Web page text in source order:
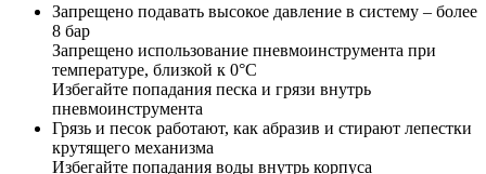
Запрещено подавать высокое давление в систему – более
8 бар
Запрещено использование пневмоинструмента при
температуре, близкой к 0°C
Избегайте попадания песка и грязи внутрь
пневмоинструмента
Грязь и песок работают, как абразив и стирают лепестки
крутящего механизма
Избегайте попадания воды внутрь корпуса